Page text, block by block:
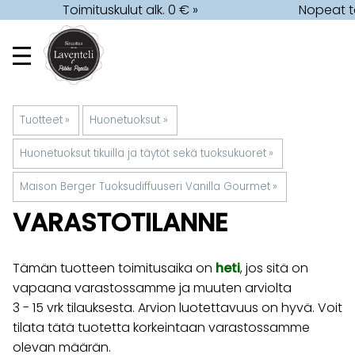
Toimituskulut alk. 0 € » Nopeat
Tuotteet ‪» Huonetuoksut ‪»
Huonetuoksut tikuilla ja täytöt sekä tuoksukuoret ‪»
Maison Berger Tuoksudiffuuseri Vanilla Gourmet ‪»
VARASTOTILANNE
Tämän tuotteen toimitusaika on heti, jos sitä on
vapaana varastossamme ja muuten arviolta
3 - 15 vrktilauksesta. Arvion luotettavuus on hyvä. Voit
tilata tätä tuotetta korkeintaan varastossamme
olevan määrän.